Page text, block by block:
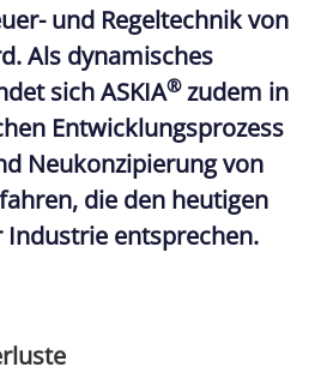
und Regeltechnik von
Als dynamisches
sich ASKIA®zudem in
Entwicklungsprozess
Neukonzipierung von
die den heutigen
entsprechen.